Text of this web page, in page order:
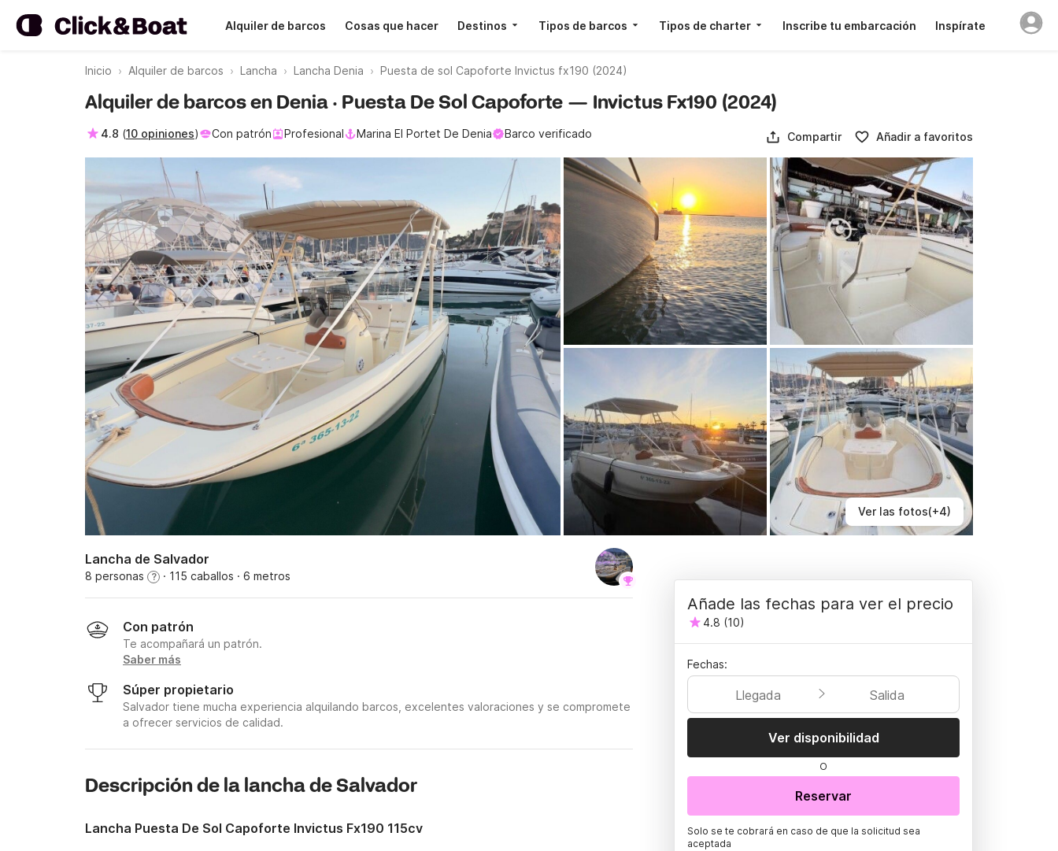
Alquiler de barcos Cosas que hacer Destinos Tipos de barcos Tipos de charter Inscribe tu embarcación Inspírate
Inicio Alquiler de barcos Lancha Lancha Denia Puesta de sol Capoforte Invictus fx190 (2024)
Ver las fotos(+4)
Alquiler de barcos en Denia · Puesta De Sol Capoforte — Invictus Fx190 (2024)
4.8 (10 opiniones) Con patrón Profesional Marina El Portet De Denia Barco verificado Compartir Añadir a favoritos
Lancha de Salvador
8 personas ? · 115 caballos · 6 metros
Con patrón
Te acompañará un patrón.
Saber más
Súper propietario
Salvador tiene mucha experiencia alquilando barcos, excelentes valoraciones y se compromete
a ofrecer servicios de calidad.
Descripción de la lancha de Salvador
Lancha Puesta De Sol Capoforte Invictus Fx190 115cv
Añade las fechas para ver el precio
4.8 (10)
Fechas:
Llegada Salida
Ver disponibilidad
O
Reservar
Solo se te cobrará en caso de que la solicitud sea
aceptada